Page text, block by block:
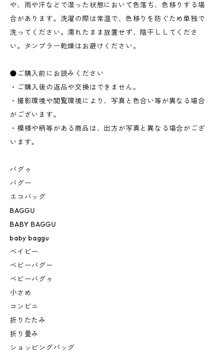
や、雨や汗などで湿った状態において色落ち、色移りする場
合があります。洗濯の際は常温で、色移りを防ぐため単独で
洗ってください。濡れたまま放置せず、陰干ししてくださ
い。タンブラー乾燥はお避けください。
●ご購入前にお読みください
・ご購入後の返品や交換はできません。
・撮影環境や閲覧環境により、写真と色合い等が異なる場合
がございます。
・模様や柄等がある商品は、出方が写真と異なる場合がござ
います。
バグゥ
バグー
エコバッグ
BAGGU
BABY BAGGU
baby baggu
ベイビー
ベビーバグー
ベビーバグゥ
小さめ
コンビニ
折りたたみ
折り畳み
ショッピングバッグ